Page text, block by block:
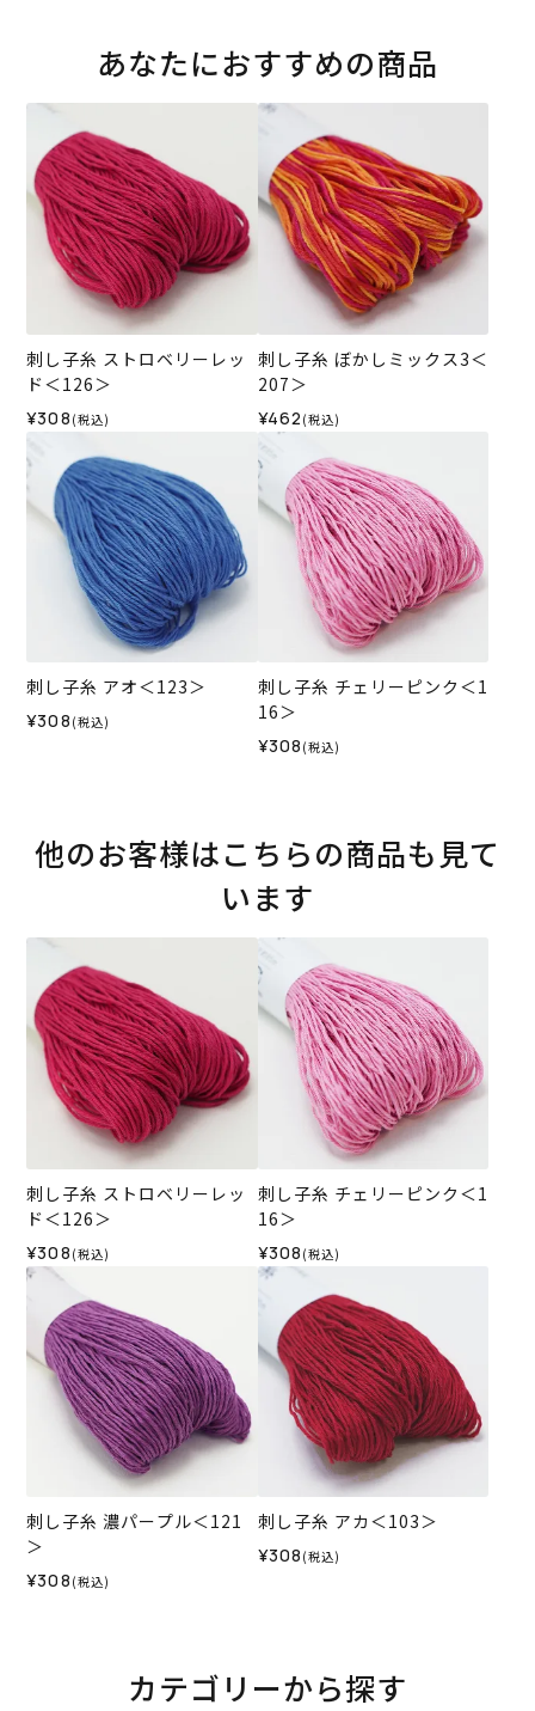
あなたにおすすめの商品
刺し子糸 ストロベリーレッ
ド＜126＞
¥308 (税込)
刺し子糸 ぼかしミックス3＜
207＞
¥462 (税込)
刺し子糸 アオ＜123＞
¥308 (税込)
刺し子糸 チェリーピンク＜1
16＞
¥308 (税込)
他のお客様はこちらの商品も見て
います
刺し子糸 ストロベリーレッ
ド＜126＞
¥308 (税込)
刺し子糸 チェリーピンク＜1
16＞
¥308 (税込)
刺し子糸 濃パープル＜121
＞
¥308 (税込)
刺し子糸 アカ＜103＞
¥308 (税込)
カテゴリーから探す